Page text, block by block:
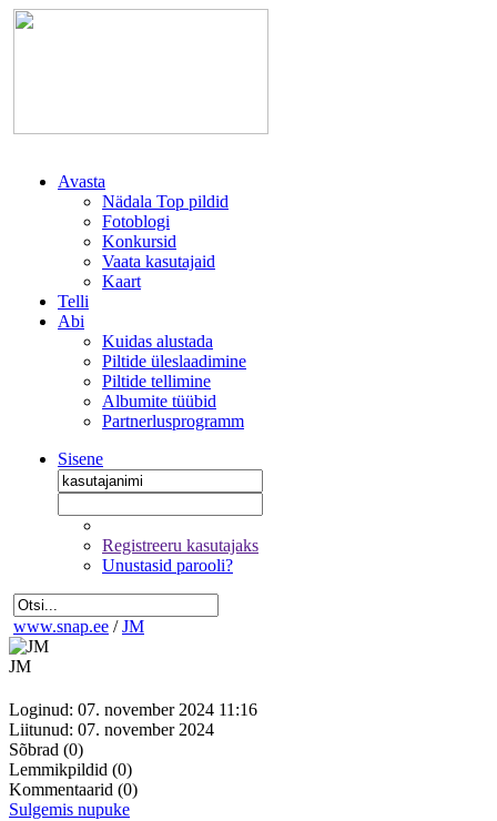
Avasta
Nädala Top pildid
Fotoblogi
Konkursid
Vaata kasutajaid
Kaart
Telli
Abi
Kuidas alustada
Piltide üleslaadimine
Piltide tellimine
Albumite tüübid
Partnerlusprogramm
Sisene
Registreeru kasutajaks
Unustasid parooli?
www.snap.ee / JM
JM
Loginud: 07. november 2024 11:16
Liitunud: 07. november 2024
Sõbrad (0)
Lemmikpildid (0)
Kommentaarid (0)
Sulgemis nupuke